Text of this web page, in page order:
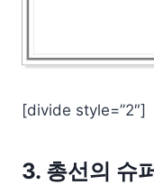
[divide style=”2″]
3. 총선의 슈